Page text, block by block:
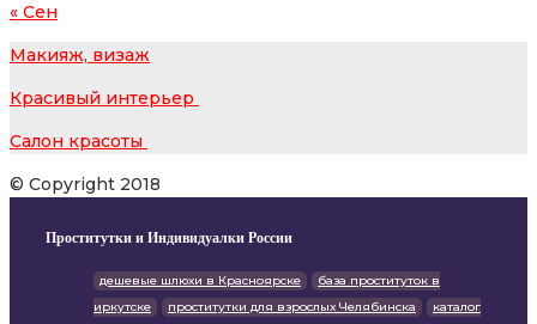
« Сен
Макияж, визаж
Красивый интерьер
Салон красоты
© Copyright 2018
Проститутки и Индивидуалки России
дешевые шлюхи в Красноярске
база проституток в
иркутске
проститутки для взрослых Челябинска
каталог